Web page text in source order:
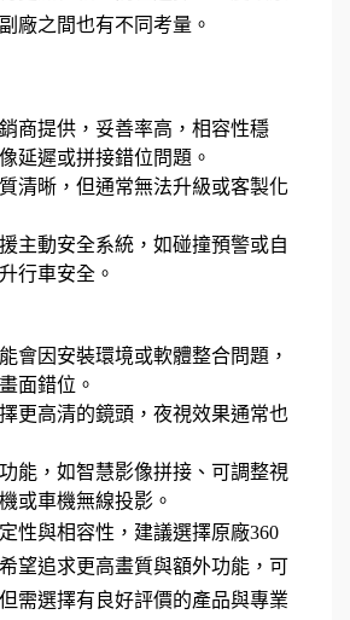
廠之間也有不同考量。
商提供，妥善率高，相容性穩
延遲或拼接錯位問題。
清晰，但通常無法升級或客製化
主動安全系統，如碰撞預警或自
行車安全。
會因安裝環境或軟體整合問題，
面錯位。
更高清的鏡頭，夜視效果通常也
能，如智慧影像拼接、可調整視
或車機無線投影。
性與相容性，建議選擇原廠360
望追求更高畫質與額外功能，可
需選擇有良好評價的產品與專業